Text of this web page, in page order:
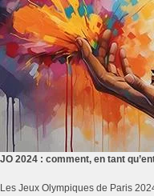
JO 2024 : comment, en tant
Les Jeux Olympiques de Paris